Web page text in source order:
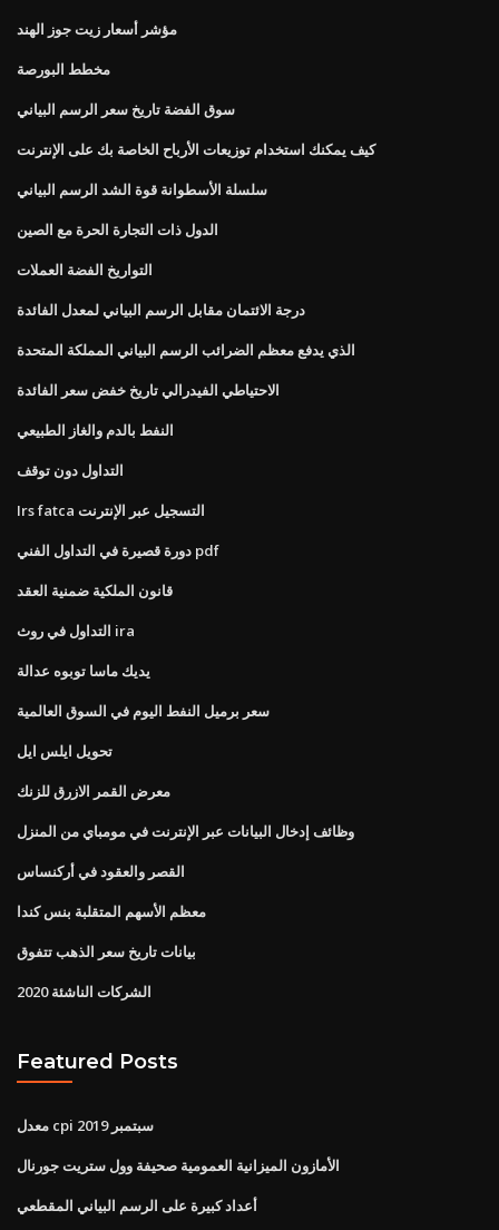
مؤشر أسعار زيت جوز الهند
مخطط البورصة
سوق الفضة تاريخ سعر الرسم البياني
كيف يمكنك استخدام توزيعات الأرباح الخاصة بك على الإنترنت
سلسلة الأسطوانة قوة الشد الرسم البياني
الدول ذات التجارة الحرة مع الصين
التواريخ الفضة العملات
درجة الائتمان مقابل الرسم البياني لمعدل الفائدة
الذي يدفع معظم الضرائب الرسم البياني المملكة المتحدة
الاحتياطي الفيدرالي تاريخ خفض سعر الفائدة
النفط بالدم والغاز الطبيعي
التداول دون توقف
Irs fatca التسجيل عبر الإنترنت
دورة قصيرة في التداول الفني pdf
قانون الملكية ضمنية العقد
التداول في روث ira
يديك ماسا توبوه عدالة
سعر برميل النفط اليوم في السوق العالمية
تحويل ايلس ايل
معرض القمر الازرق للزنك
وظائف إدخال البيانات عبر الإنترنت في مومباي من المنزل
القصر والعقود في أركنساس
معظم الأسهم المتقلبة بنس كندا
بيانات تاريخ سعر الذهب تتفوق
الشركات الناشئة 2020
Featured Posts
معدل cpi سبتمبر 2019
الأمازون الميزانية العمومية صحيفة وول ستريت جورنال
أعداد كبيرة على الرسم البياني المقطعي